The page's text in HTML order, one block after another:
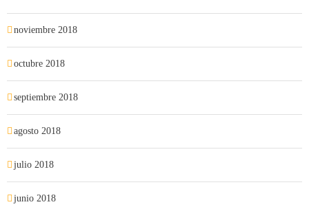
noviembre 2018
octubre 2018
septiembre 2018
agosto 2018
julio 2018
junio 2018